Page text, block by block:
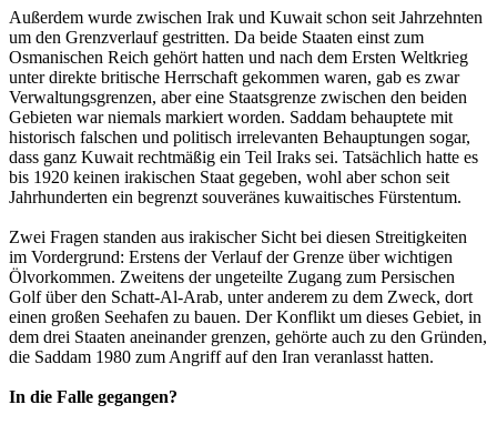
Außerdem wurde zwischen Irak und Kuwait schon seit Jahrzehnten
um den Grenzverlauf gestritten. Da beide Staaten einst zum
Osmanischen Reich gehört hatten und nach dem Ersten Weltkrieg
unter direkte britische Herrschaft gekommen waren, gab es zwar
Verwaltungsgrenzen, aber eine Staatsgrenze zwischen den beiden
Gebieten war niemals markiert worden. Saddam behauptete mit
historisch falschen und politisch irrelevanten Behauptungen sogar,
dass ganz Kuwait rechtmäßig ein Teil Iraks sei. Tatsächlich hatte es
bis 1920 keinen irakischen Staat gegeben, wohl aber schon seit
Jahrhunderten ein begrenzt souveränes kuwaitisches Fürstentum.
Zwei Fragen standen aus irakischer Sicht bei diesen Streitigkeiten
im Vordergrund: Erstens der Verlauf der Grenze über wichtigen
Ölvorkommen. Zweitens der ungeteilte Zugang zum Persischen
Golf über den Schatt-Al-Arab, unter anderem zu dem Zweck, dort
einen großen Seehafen zu bauen. Der Konflikt um dieses Gebiet, in
dem drei Staaten aneinander grenzen, gehörte auch zu den Gründen,
die Saddam 1980 zum Angriff auf den Iran veranlasst hatten.
In die Falle gegangen?